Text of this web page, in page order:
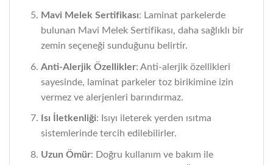
Mavi Melek Sertifikası: Laminat parkelerde
bulunan Mavi Melek Sertifikası, daha sağlıklı bir
zemin seçeneği sunduğunu belirtir.
Anti-Alerjik Özellikler: Anti-alerjik özellikleri
sayesinde, laminat parkeler toz birikimine izin
vermez ve alerjenleri barındırmaz.
Isı İletkenliği: Isıyı ileterek yerden ısıtma
sistemlerinde tercih edilebilirler.
Uzun Ömür: Doğru kullanım ve bakım ile